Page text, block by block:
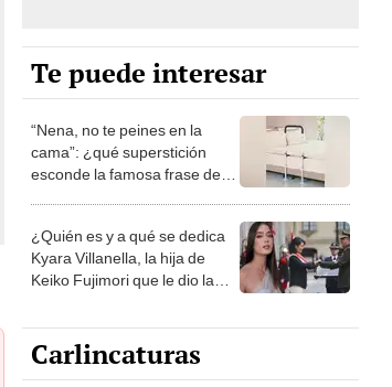
Te puede interesar
“Nena, no te peines en la
cama”: ¿qué superstición
esconde la famosa frase de
¿Quién es y a qué se dedica
Kyara Villanella, la hija de
Keiko Fujimori que le dio la
Carlincaturas